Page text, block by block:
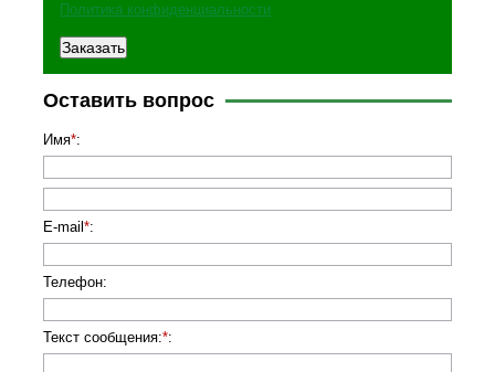
Политика конфиденциальности
Оставить вопрос
Имя*:
E-mail *:
Телефон:
Текст сообщения:*: